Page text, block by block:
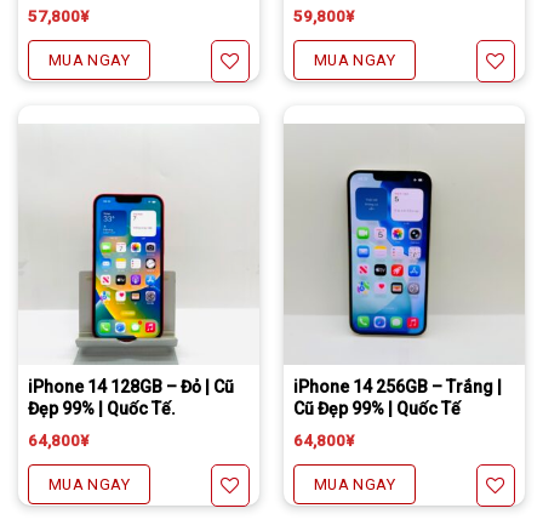
57,800¥
MUA NGAY
59,800¥
MUA NGAY
iPhone 14 128GB – Đỏ | Cũ
Đẹp 99% | Quốc Tế.
64,800¥
MUA NGAY
iPhone 14 256GB – Trắng |
Cũ Đẹp 99% | Quốc Tế
64,800¥
MUA NGAY